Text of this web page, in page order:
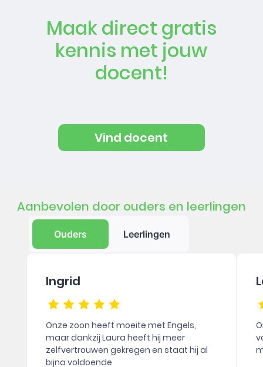
Maak direct gratis
kennis met jouw
docent!
Vind docent
Aanbevolen door ouders en leerlingen
Ouders Leerlingen
Ingrid
Onze zoon heeft moeite met Engels,
maar dankzij Laura heeft hij meer
zelfvertrouwen gekregen en staat hij al
bijna voldoende